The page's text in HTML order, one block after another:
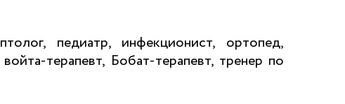
педиатр, инфекционист, ортопед,
терапевт, Бобат-терапевт, тренер по